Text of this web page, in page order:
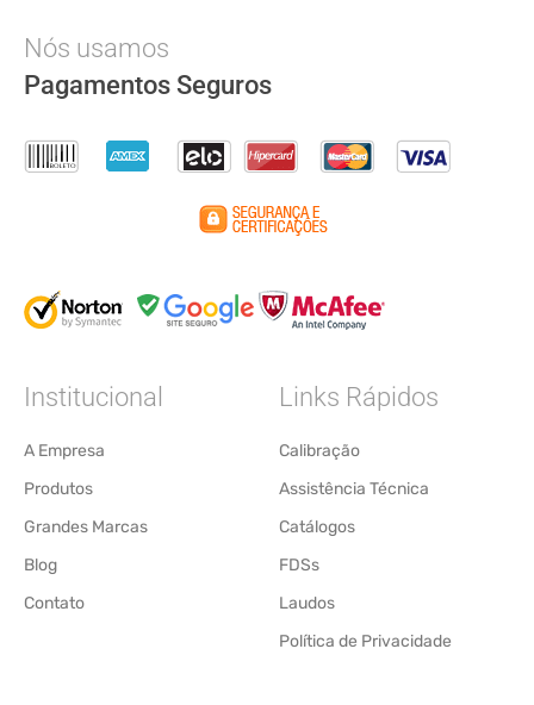
Nós usamos
Pagamentos Seguros
Institucional
A Empresa
Produtos
Grandes Marcas
Blog
Contato
Links Rápidos
Calibração
Assistência Técnica
Catálogos
FDSs
Laudos
Política de Privacidade